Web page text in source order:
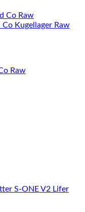
Raw
S-ONE V2 Lifer